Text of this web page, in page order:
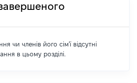
чи членів його сім'ї відсутні
в цьому розділі.